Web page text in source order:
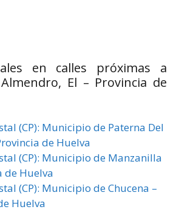
en calles próximas a
El – Provincia de
(CP): Municipio de Paterna Del
de Huelva
(CP): Municipio de Manzanilla
de Huelva
(CP): Municipio de Chucena –
Huelva